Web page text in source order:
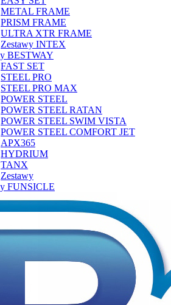
METAL FRAME
PRISM FRAME
ULTRA XTR FRAME
Zestawy INTEX
BESTWAY
FAST SET
STEEL PRO
STEEL PRO MAX
POWER STEEL
POWER STEEL RATAN
POWER STEEL SWIM VISTA
POWER STEEL COMFORT JET
APX365
HYDRIUM
TANX
Zestawy
FUNSICLE